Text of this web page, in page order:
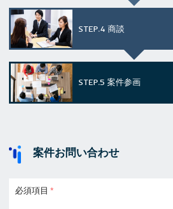
STEP.4 商談
STEP.5 案件参画
案件お問い合わせ
必須項目